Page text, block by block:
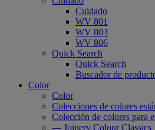
Cuidado
WV 801
WV 803
WV 806
Quick Search
Quick Search
Buscador de
Color
Color
Colecciones de colores
Colección de colores para
— Joinery Colour Classics